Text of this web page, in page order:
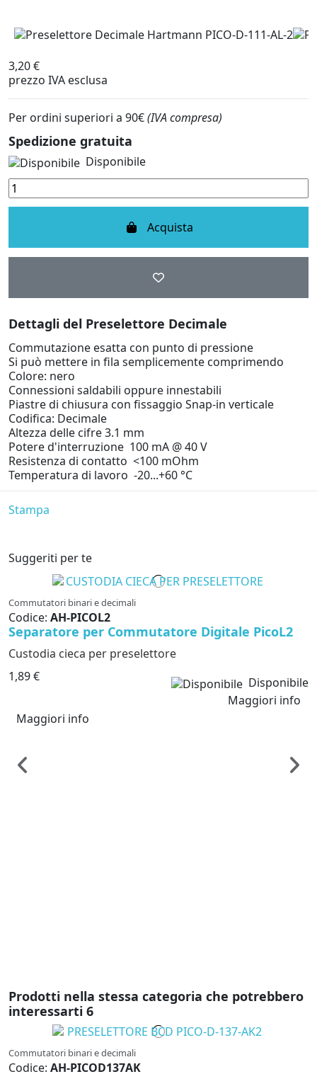
3,20 €
prezzo IVA esclusa
Per ordini superiori a 90€(IVA compresa)
Spedizione gratuita
Disponibile
Acquista
Dettagli del Preselettore Decimale
Commutazione esatta con punto di pressione
Si può mettere in fila semplicemente comprimendo
Colore: nero
Connessioni saldabili oppure innestabili
Piastre di chiusura con fissaggio Snap-in verticale
Codifica: Decimale
Altezza delle cifre 3.1 mm
Potere d'interruzione 100 mA @ 40 V
Resistenza di contatto <100 mOhm
Temperatura di lavoro -20...+60 °C
Stampa
Suggeriti per te
Commutatori binari e decimali
Codice: AH-PICOL2
Separatore per Commutatore Digitale PicoL2
Custodia cieca per preselettore
1,89 €
Disponibile
Maggiori info
Maggiori info
Prodotti nella stessa categoria che potrebbero
interessarti 6
Commutatori binari e decimali
Codice: AH-PICOD137AK